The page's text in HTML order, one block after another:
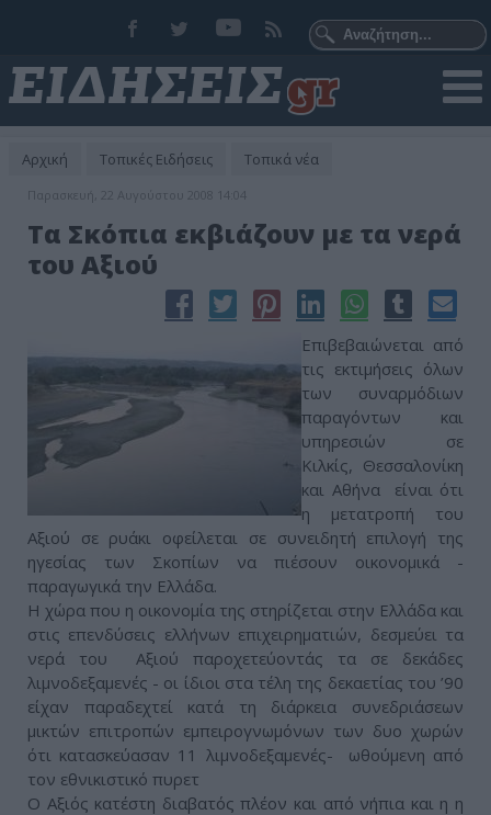
Αρχική Τοπικές Ειδήσεις Τοπικά νέα
Παρασκευή, 22 Αυγούστου 2008 14:04
Τα Σκόπια εκβιάζουν με τα νερά
του Αξιού
Επιβεβαιώνεται από
τις εκτιμήσεις όλων
των συναρμόδιων
παραγόντων και
υπηρεσιών σε
Κιλκίς, Θεσσαλονίκη
και Αθήνα είναι ότι
η μετατροπή του
Αξιού σε ρυάκι οφείλεται σε συνειδητή επιλογή της
ηγεσίας των Σκοπίων να πιέσουν οικονομικά -
παραγωγικά την Ελλάδα.
Η χώρα που η οικονομία της στηρίζεται στην Ελλάδα και
στις επενδύσεις ελλήνων επιχειρηματιών, δεσμεύει τα
νερά του Αξιού παροχετεύοντάς τα σε δεκάδες
λιμνοδεξαμενές - οι ίδιοι στα τέλη της δεκαετίας του ’90
είχαν παραδεχτεί κατά τη διάρκεια συνεδριάσεων
μικτών επιτροπών εμπειρογνωμόνων των δυο χωρών
ότι κατασκεύασαν 11 λιμνοδεξαμενές- ωθούμενη από
τον εθνικιστικό πυρετ
Ο Αξιός κατέστη διαβατός πλέον και από νήπια και η η